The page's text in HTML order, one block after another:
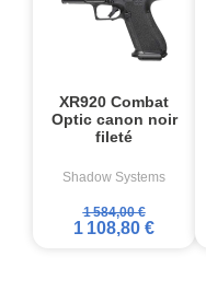
XR920 Combat
Optic canon noir
fileté
Shadow Systems
1 584,00 €
1 108,80 €